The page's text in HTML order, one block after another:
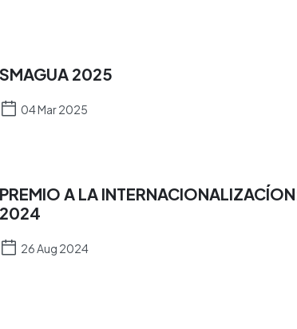
SMAGUA 2025
04 Mar 2025
PREMIO A LA
2024
26 Aug 2024